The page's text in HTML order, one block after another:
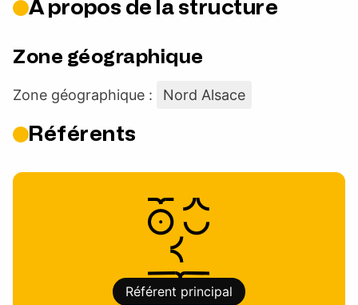
À propos de la structure
Zone géographique
Zone géographique : Nord Alsace
Référents
Référent principal